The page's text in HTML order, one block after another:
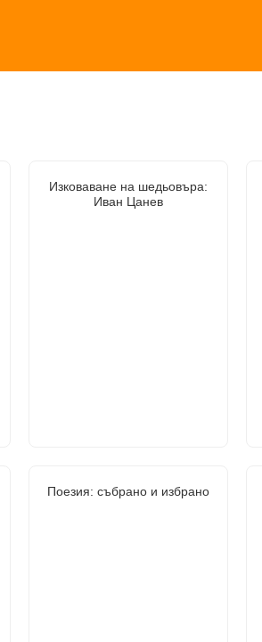
Изковаване на шедьовъра:
Иван Цанев
Поезия: събрано и избрано